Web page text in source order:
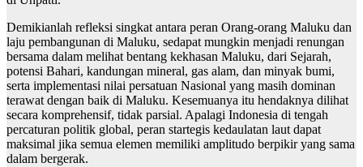
Demikianlah refleksi singkat antara peran Orang-orang Maluku dan
laju pembangunan di Maluku, sedapat mungkin menjadi renungan
bersama dalam melihat bentang kekhasan Maluku, dari Sejarah,
potensi Bahari, kandungan mineral, gas alam, dan minyak bumi,
serta implementasi nilai persatuan Nasional yang masih dominan
terawat dengan baik di Maluku. Kesemuanya itu hendaknya dilihat
secara komprehensif, tidak parsial. Apalagi Indonesia di tengah
percaturan politik global, peran startegis kedaulatan laut dapat
maksimal jika semua elemen memiliki amplitudo berpikir yang sama
dalam bergerak.